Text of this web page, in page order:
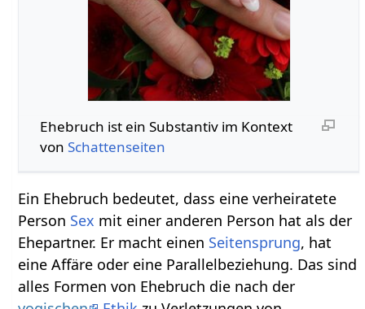
Ehebruch‏‎ ist ein Substantiv im Kontext
von Schattenseiten
Ein Ehebruch bedeutet, dass eine verheiratete
Person Sex mit einer anderen Person hat als der
Ehepartner. Er macht einen Seitensprung, hat
eine Affäre oder eine Parallelbeziehung. Das sind
alles Formen von Ehebruch die nach der